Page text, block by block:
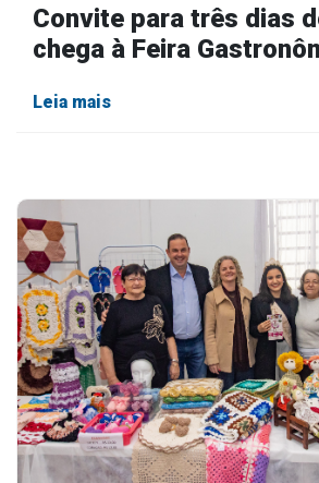
Convite para três dias
chega à Feira
Leia mais